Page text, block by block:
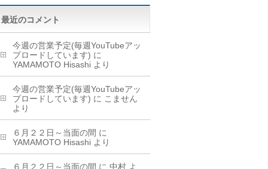
最近のコメント
今週の営業予定(毎週YouTubeアッ
プロードしています) に
YAMAMOTO Hisashi より
今週の営業予定(毎週YouTubeアッ
プロードしています) に こません
より
６月２２日～当面の間 に
YAMAMOTO Hisashi より
６月２２日～当面の間 に 中村 よ